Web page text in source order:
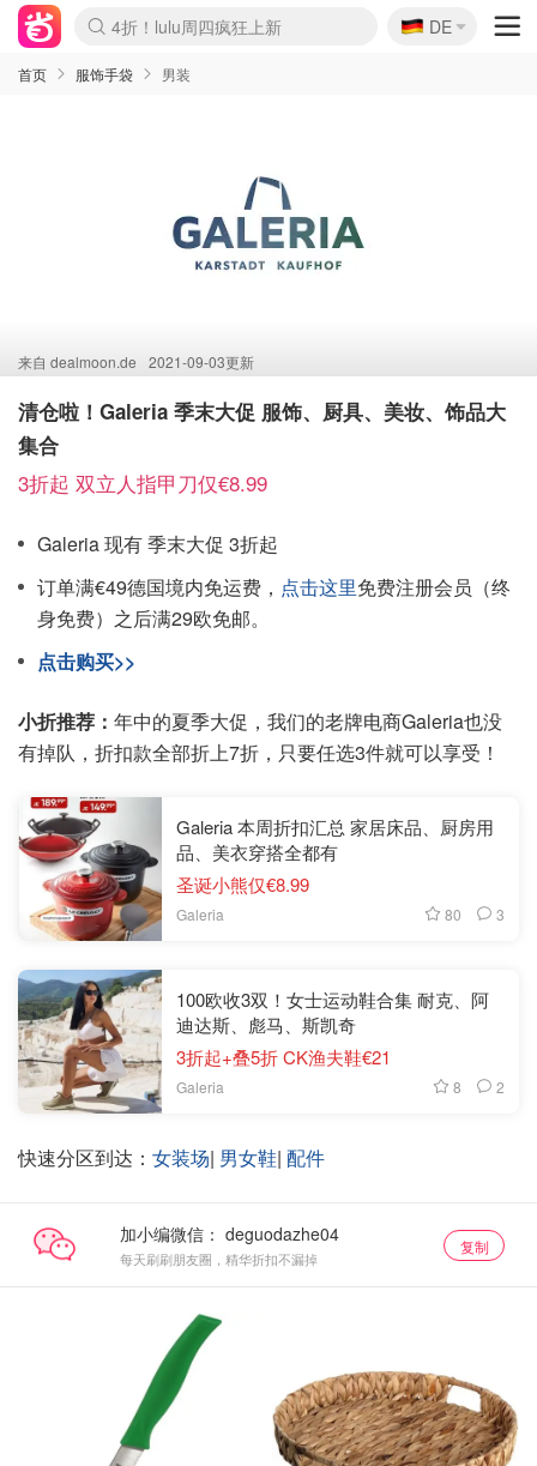
Boticinal 夏促开抢！
4折！lulu周四疯狂上新
还没结束！&OtherStories大促
Joybuy变相75折 随时失效
速领！Stanley独家85折
疑似霸哥！Camper额外叠85折
Zalando 奥莱闪促！每日更新
Moncler反季囤！5折起+叠9折
Coach Brooklyn仅€192
🇩🇪
DE
首页 服饰手袋 男装
来自 dealmoon.de 2021-09-03更新
清仓啦！Galeria 季末大促 服饰、厨具、美妆、饰品大
集合
3折起 双立人指甲刀仅€8.99
Galeria 现有 季末大促 3折起
订单满€49德国境内免运费， 点击这里免费注册会员（终
身免费）之后满29欧免邮。
点击购买>>
小折推荐： 年中的夏季大促，我们的老牌电商Galeria也没
有掉队，折扣款全部折上7折，只要任选3件就可以享受！
Galeria 本周折扣汇总 家居床品、厨房用
品、美衣穿搭全都有
圣诞小熊仅€8.99
Galeria 80 3
100欧收3双！女士运动鞋合集 耐克、阿
迪达斯、彪马、斯凯奇
3折起+叠5折 CK渔夫鞋€21
Galeria 8 2
快速分区到达： 女装场| 男女鞋| 配件
加小编微信：
每天刷刷朋友圈，精华折扣不漏掉
复制